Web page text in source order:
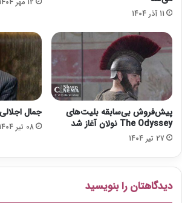
ن
د
و
ا
د
ا
م
ه
ا
د
11 آذر 1404
پیش‌فروش بی‌سابقه بلیت‌های
The Odyssey نولان آغاز شد
27 تیر 1404
جمال
08 تیر 1404
دیدگاهتان را بنویسید